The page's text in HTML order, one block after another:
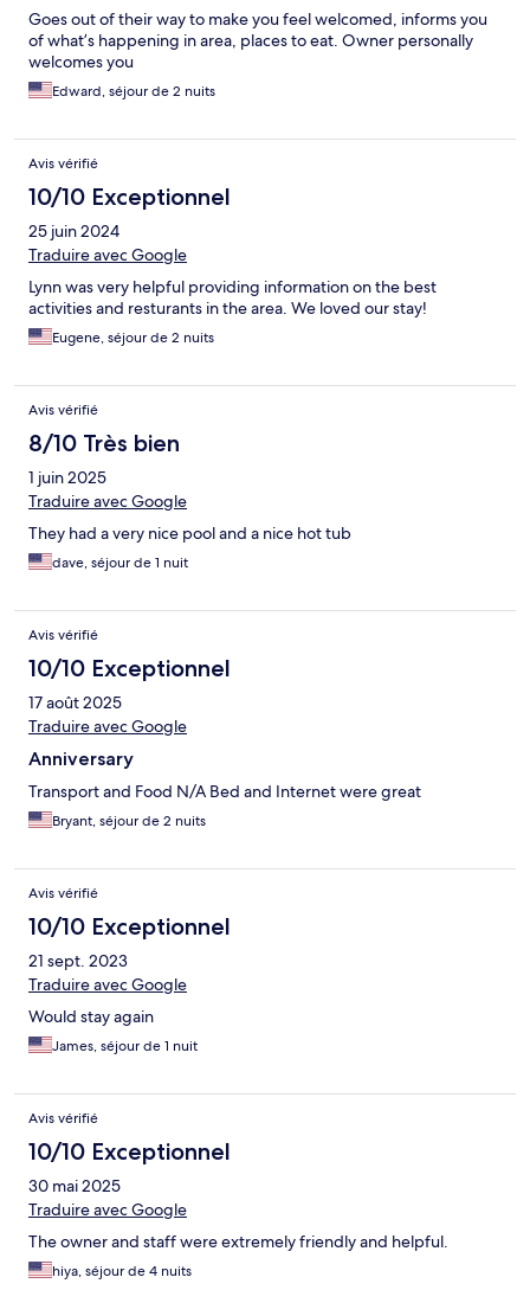
Goes out of their way to make you feel welcomed, informs you
of what’s happening in area, places to eat. Owner personally
welcomes you
Edward, séjour de 2 nuits
Avis vérifié
10/10 Exceptionnel
25 juin 2024
Traduire avec Google
Lynn was very helpful providing information on the best
activities and resturants in the area. We loved our stay!
Eugene, séjour de 2 nuits
Avis vérifié
8/10 Très bien
1 juin 2025
Traduire avec Google
They had a very nice pool and a nice hot tub
dave, séjour de 1 nuit
Avis vérifié
10/10 Exceptionnel
17 août 2025
Traduire avec Google
Anniversary
Transport and Food N/A Bed and Internet were great
Bryant, séjour de 2 nuits
Avis vérifié
10/10 Exceptionnel
21 sept. 2023
Traduire avec Google
Would stay again
James, séjour de 1 nuit
Avis vérifié
10/10 Exceptionnel
30 mai 2025
Traduire avec Google
The owner and staff were extremely friendly and helpful.
hiya, séjour de 4 nuits